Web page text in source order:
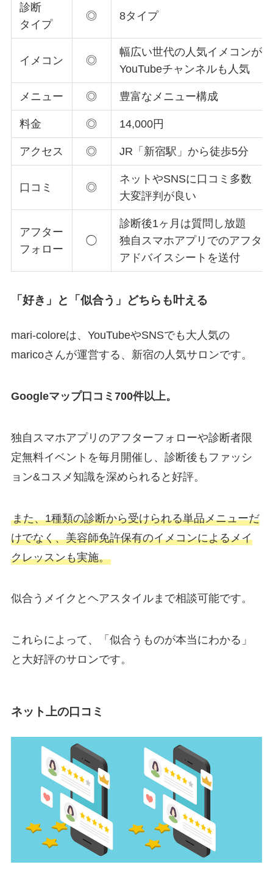
診断
タイプ
◎ 8タイプ
イメコン ◎
幅広い世代の人気イメコンが
YouTubeチャンネルも人気
メニュー ◎ 豊富なメニュー構成
料金 ◎ 14,000円
アクセス ◎ JR「新宿駅」から徒歩5分
口コミ ◎
ネットやSNSに口コミ多数
大変評判が良い
アフター
フォロー
◯
診断後1ヶ月は質問し放題
独自スマホアプリでのアフタ
アドバイスシートを送付
「好き」と「似合う」どちらも叶える
mari-coloreは、YouTubeやSNSでも大人気の
maricoさんが運営する、新宿の人気サロンです。
Googleマップ口コミ700件以上。
独自スマホアプリのアフターフォローや診断者限
定無料イベントを毎月開催し、診断後もファッシ
ョン&コスメ知識を深められると好評。
また、1種類の診断から受けられる単品メニューだ
けでなく、美容師免許保有のイメコンによるメイ
クレッスンも実施。
似合うメイクとヘアスタイルまで相談可能です。
これらによって、「似合うものが本当にわかる」
と大好評のサロンです。
ネット上の口コミ